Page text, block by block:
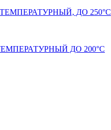
ДО 250°С
ДО 200°С